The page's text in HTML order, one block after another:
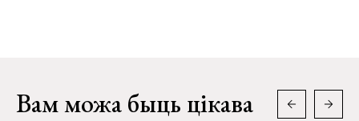
Вам можа быць цікава